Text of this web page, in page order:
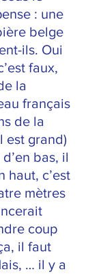
: une
belge
ils. Oui
faux,
la
français
de la
est grand)
bas, il
haut, c’est
mètres
coup
il faut
… il y a